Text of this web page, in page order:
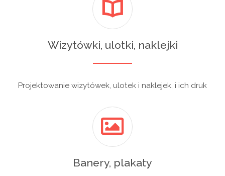
Wizytówki, ulotki, naklejki
Projektowanie wizytówek, ulotek i naklejek, i ich druk
Banery, plakaty